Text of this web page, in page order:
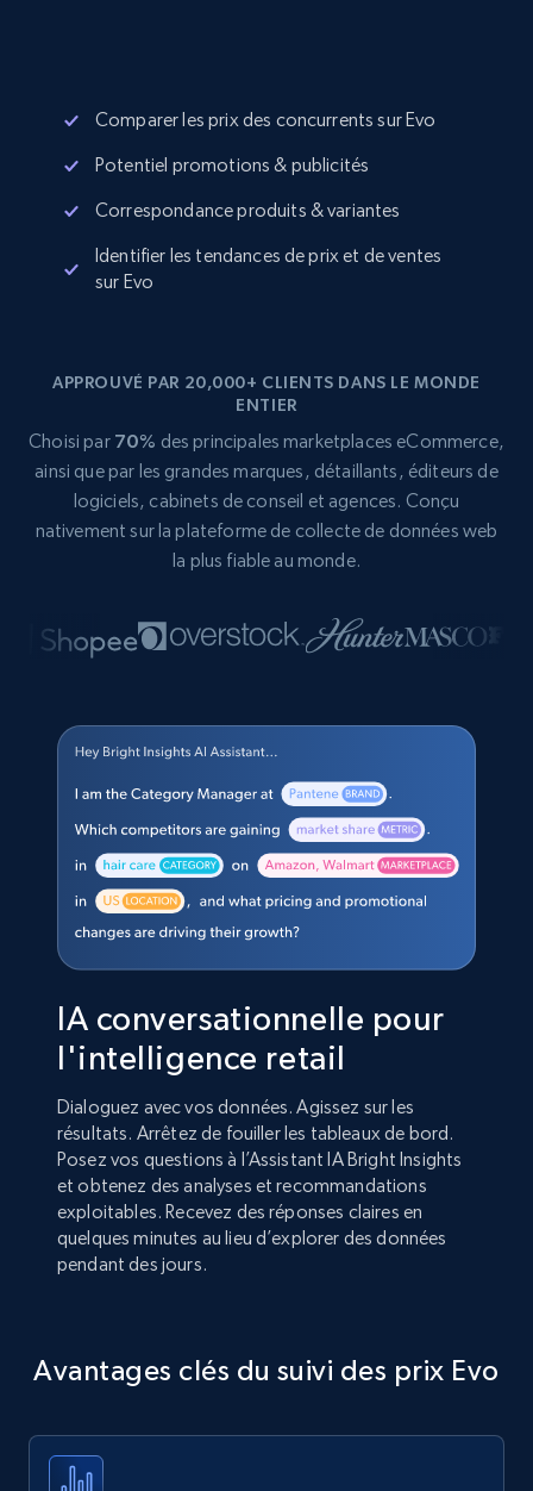
Comparer les prix des concurrents sur Evo
Potentiel promotions & publicités
Correspondance produits & variantes
Identifier les tendances de prix et de ventes
sur Evo
APPROUVÉ PAR 20,000+ CLIENTS DANS LE MONDE
ENTIER
Choisi par 70% des principales marketplaces eCommerce,
ainsi que par les grandes marques, détaillants, éditeurs de
logiciels, cabinets de conseil et agences. Conçu
nativement sur la plateforme de collecte de données web
la plus fiable au monde.
IA conversationnelle pour
l'intelligence retail
Dialoguez avec vos données. Agissez sur les
résultats. Arrêtez de fouiller les tableaux de bord.
Posez vos questions à l’Assistant IA Bright Insights
et obtenez des analyses et recommandations
exploitables. Recevez des réponses claires en
quelques minutes au lieu d’explorer des données
pendant des jours.
Avantages clés du suivi des prix Evo